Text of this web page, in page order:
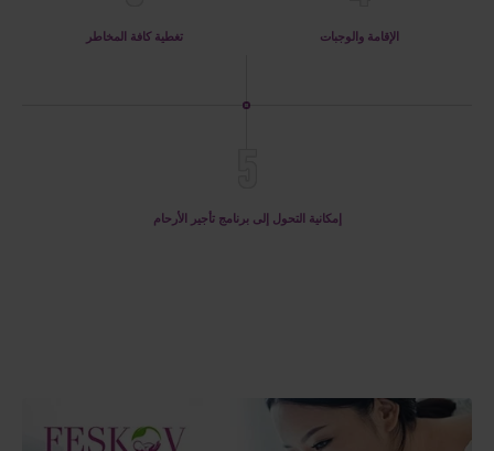
تغطية كافة المخاطر الإقامة والوجبات
إمكانية التحول إلى برنامج تأجير الأرحام